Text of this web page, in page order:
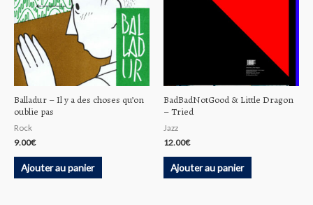
Balladur ‎– Il y a des choses qu’on
oublie pas
Rock
9.00€
Ajouter au panier
BadBadNotGood & Little Dragon
‎– Tried
Jazz
12.00€
Ajouter au panier